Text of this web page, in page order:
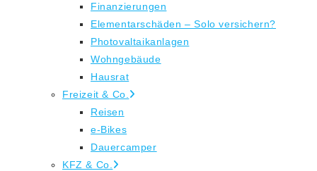
Finanzierungen
Elementarschäden – Solo versichern?
Photovaltaikanlagen
Wohngebäude
Hausrat
Freizeit & Co.
Reisen
e-Bikes
Dauercamper
KFZ & Co.